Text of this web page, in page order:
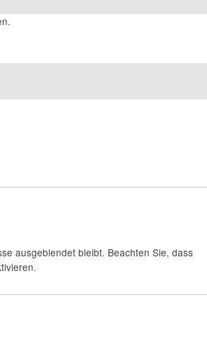
ausgeblendet bleibt. Beachten Sie, dass